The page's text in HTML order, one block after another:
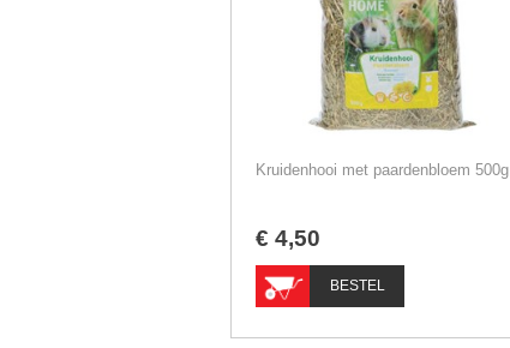
Kruidenhooi met paardenbloem 500g
€ 4,50
BESTEL